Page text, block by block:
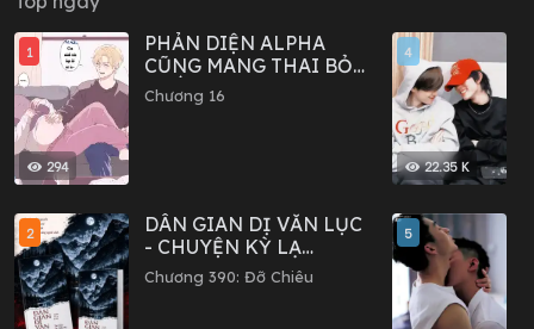
294
1
PHẢN DIỆN ALPHA
CŨNG MANG THAI BỎ
TRỐN SAO?
Chương 16
2
DÂN GIAN DỊ VĂN LỤC
- CHUYỆN KỲ LẠ
TRONG DÂN GIAN
Chương 390: Đỡ Chiêu
22.35 K
4
5